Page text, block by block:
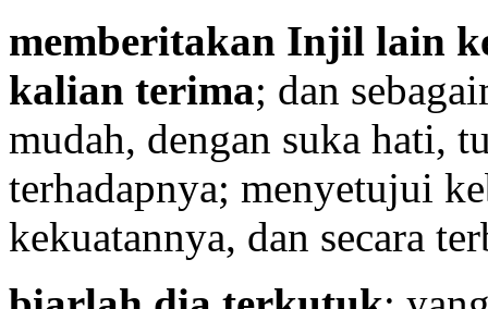
memberitakan Injil lain
kalian terima; dan
mudah, dengan suka hati,
terhadapnya; menyetujui
kekuatannya, dan secara